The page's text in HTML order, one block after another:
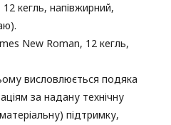
кегль, напівжирний,
New Roman, 12 кегль,
висловлюється подяка
за надану технічну
підтримку,